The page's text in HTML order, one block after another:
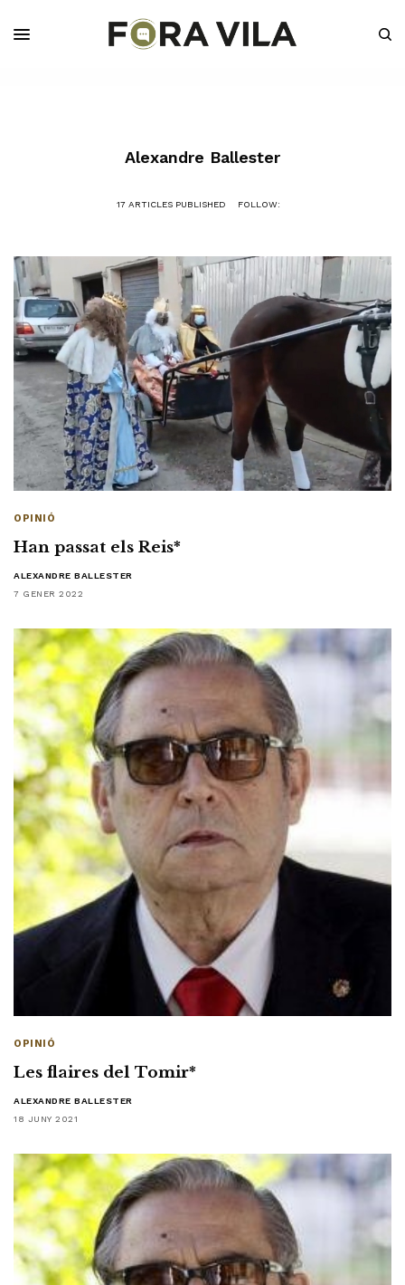
Alexandre Ballester
17 ARTICLES PUBLISHED FOLLOW:
OPINIÓ
Han passat els Reis*
ALEXANDRE BALLESTER
7 GENER 2022
OPINIÓ
Les flaires del Tomir*
ALEXANDRE BALLESTER
18 JUNY 2021